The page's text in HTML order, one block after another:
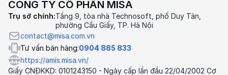
CÔNG TY CỔ PHẦN MISA
Trụ sở chính:Tầng 9, tòa nhà Technosoft, phố Duy Tân,
phường Cầu Giấy, TP. Hà Nội
contact@misa.com.vn
Tư vấn bán hàng:0904 885 833
https://amis.misa.vn/
Giấy CNĐKKD: 0101243150 - Ngày cấp lần đầu 22/04/2002 Cơ